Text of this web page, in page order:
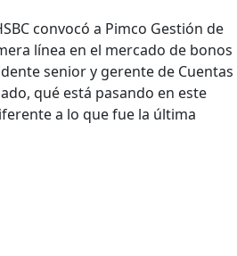
convocó a Pimco Gestión de
línea en el mercado de bonos
senior y gerente de Cuentas
qué está pasando en este
a lo que fue la última